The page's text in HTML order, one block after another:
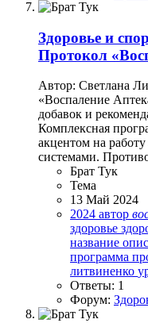
Здоровье и
Протокол
Автор: Светлана
«Воспаление
добавок и
Комплексная
акцентом на
системами.
Брат Тук
Тема
13 Май 2024
2024 автор
здоровье
название
программа
литвиненко
Ответы: 1
Форум: